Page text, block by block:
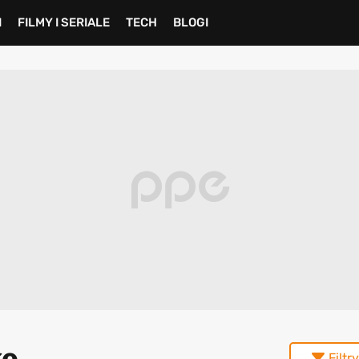
FILMY I SERIALE TECH BLOGI